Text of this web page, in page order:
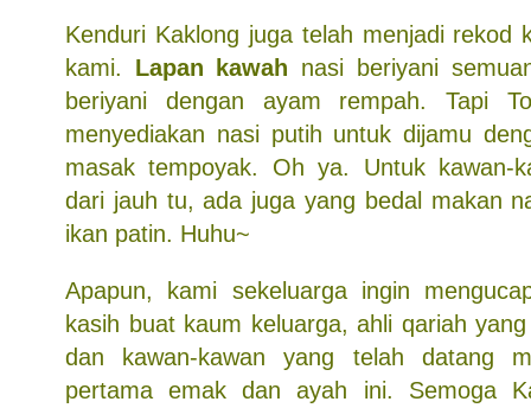
Kenduri Kaklong juga telah menjadi rekod
kami. Lapan kawah nasi beriyani
beriyani dengan ayam rempah. Tapi
menyediakan nasi putih untuk dijamu
masak tempoyak. Oh ya. Untuk kawan-
dari jauh tu, ada juga yang bedal makan
ikan patin. Huhu~
Apapun, kami sekeluarga ingin
kasih buat kaum keluarga, ahli qariah
dan kawan-kawan yang telah datang
pertama emak dan ayah ini. Semoga